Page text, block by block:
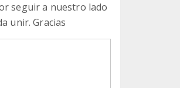
seguir a nuestro lado
unir. Gracias